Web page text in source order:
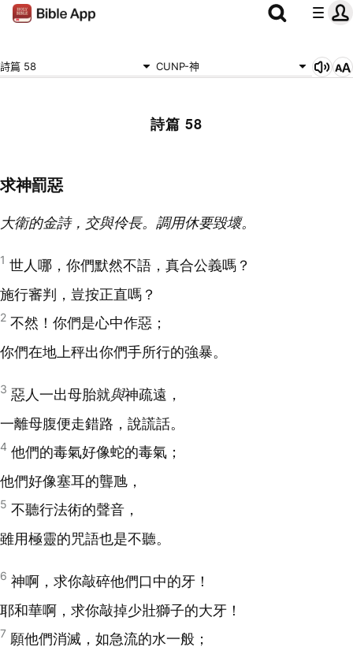
詩篇 58 CUNP-神
詩篇 58
求神罰惡
大衛的金詩，交與伶長。調用休要毀壞。
1 世人哪，你們默然不語，真合公義嗎？
施行審判，豈按正直嗎？
2 不然！你們是心中作惡；
你們在地上秤出你們手所行的強暴。
3 惡人一出母胎就與神疏遠，
一離母腹便走錯路，說謊話。
4 他們的毒氣好像蛇的毒氣；
他們好像塞耳的聾虺，
5 不聽行法術的聲音，
雖用極靈的咒語也是不聽。
6 神啊，求你敲碎他們口中的牙！
耶和華啊，求你敲掉少壯獅子的大牙！
7 願他們消滅，如急流的水一般；